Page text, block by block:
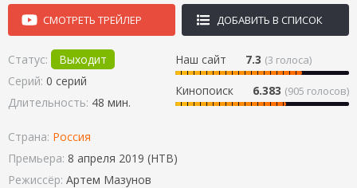
СМОТРЕТЬ ТРЕЙЛЕР ДОБАВИТЬ В СПИСОК
Наш сайт 7.3 (3 голоса)
Кинопоиск 6.383 (905 голосов)
Статус:
Выходит
Серий: 0 серий
Длительность: 48 мин.
Страна: Россия
Премьера: 8 апреля 2019 (НТВ)
Режиссёр: Артем Мазунов